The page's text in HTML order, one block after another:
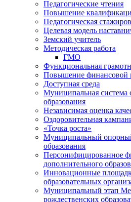
Педагогические чтения
Повышение
Педагогическая
Целевая модель
Земский учитель
Методическая работа
ГМО
Функциональная
Повышение финансовой
Доступная среда
Муниципальная система
образования
Независимая оценка
Оздоровительная
«Точка роста»
Муниципальный
образования
Персонифицированное
дополнительного
Инновационные
образовательных
Муниципальный этап
рождественских